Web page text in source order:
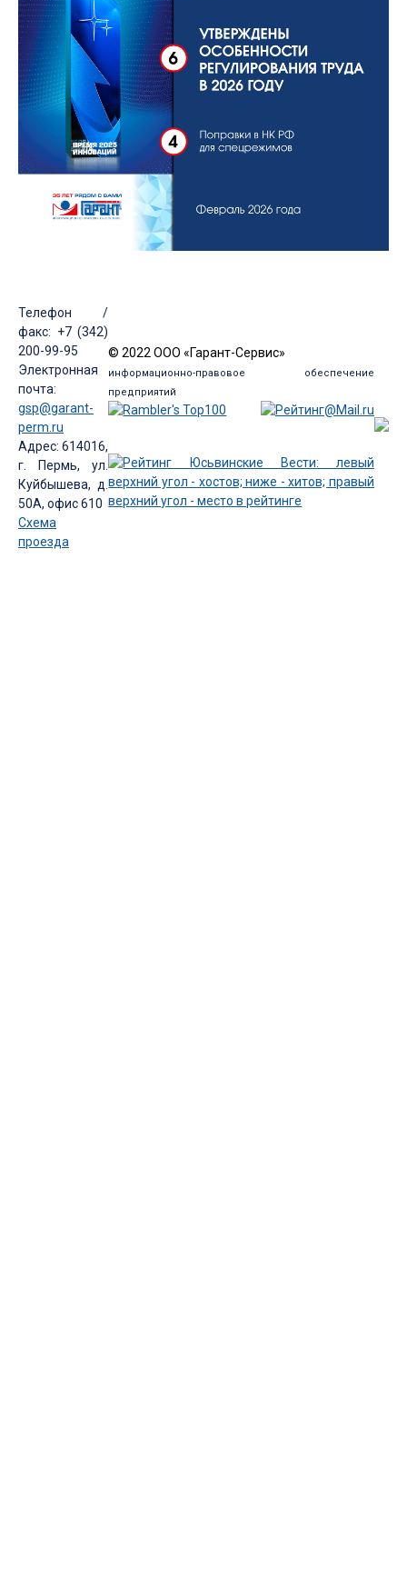
Телефон /
факс: +7 (342)
200-99-95
Электронная
почта:
gsp@garant-
perm.ru
Адрес: 614016,
г. Пермь, ул.
Куйбышева, д.
50А, офис 610
Схема
проезда
© 2022 ООО «Гарант-Сервис»
информационно-правовое обеспечение
предприятий